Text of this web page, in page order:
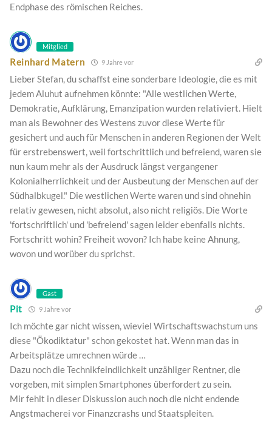
Endphase des römischen Reiches.
Mitglied
Reinhard Matern 9 Jahre vor
Lieber Stefan, du schaffst eine sonderbare Ideologie, die es mit
jedem Aluhut aufnehmen könnte: "Alle westlichen Werte,
Demokratie, Aufklärung, Emanzipation wurden relativiert. Hielt
man als Bewohner des Westens zuvor diese Werte für
gesichert und auch für Menschen in anderen Regionen der Welt
für erstrebenswert, weil fortschrittlich und befreiend, waren sie
nun kaum mehr als der Ausdruck längst vergangener
Kolonialherrlichkeit und der Ausbeutung der Menschen auf der
Südhalbkugel." Die westlichen Werte waren und sind ohnehin
relativ gewesen, nicht absolut, also nicht religiös. Die Worte
'fortschriftlich' und 'befreiend' sagen leider ebenfalls nichts.
Fortschritt wohin? Freiheit wovon? Ich habe keine Ahnung,
wovon und worüber du sprichst.
Gast
Pit 9 Jahre vor
Ich möchte gar nicht wissen, wieviel Wirtschaftswachstum uns
diese "Ökodiktatur" schon gekostet hat. Wenn man das in
Arbeitsplätze umrechnen würde …
Dazu noch die Technikfeindlichkeit unzähliger Rentner, die
vorgeben, mit simplen Smartphones überfordert zu sein.
Mir fehlt in dieser Diskussion auch noch die nicht endende
Angstmacherei vor Finanzcrashs und Staatspleiten.